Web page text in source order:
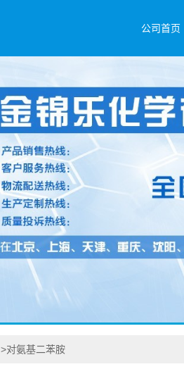
公司首页
>对氨基二苯胺